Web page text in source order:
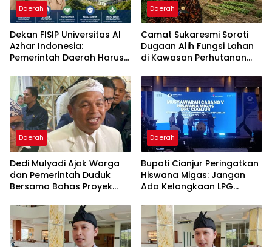
Daerah
Dekan FISIP Universitas Al
Azhar Indonesia:
Pemerintah Daerah Harus
dalam Pengembangan
Geotermal
Daerah
Camat Sukaresmi Soroti
Dugaan Alih Fungsi Lahan
di Kawasan Perhutanan
Daerah
Dedi Mulyadi Ajak Warga
dan Pemerintah Duduk
Bersama Bahas Proyek
Daerah
Bupati Cianjur Peringatkan
Hiswana Migas: Jangan
Ada Kelangkaan LPG
dan Spekulasi